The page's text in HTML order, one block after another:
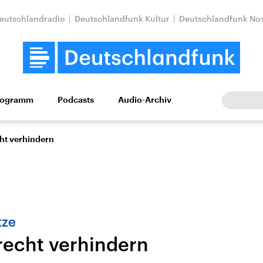
Deutschlandfunk Kultur Deutschlandfunk
Wissen Kultur Europa
Nahostkonflikt
Podcasts Audio-Archiv
verhindern
verhindern